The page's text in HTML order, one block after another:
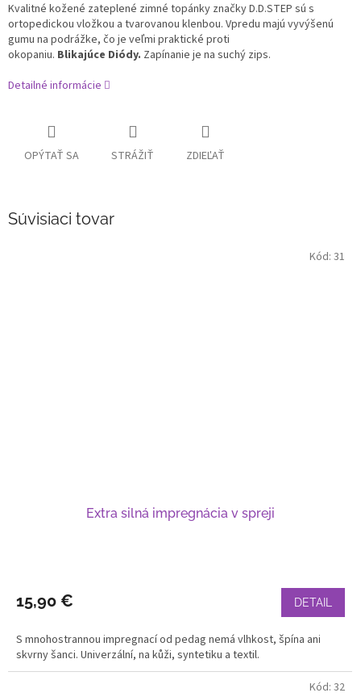
Kvalitné kožené zateplené zimné topánky značky D.D.STEP sú s
ortopedickou vložkou a tvarovanou klenbou. Vpredu majú vyvýšenú
gumu na podrážke, čo je veľmi praktické proti
okopaniu. Blikajúce Diódy. Zapínanie je na suchý zips.
Detailné informácie
OPÝTAŤ SA STRÁŽIŤ ZDIEĽAŤ
Súvisiaci tovar
Extra silná impregnácia v spreji
15,90 € DETAIL
S mnohostrannou impregnací od pedag nemá vlhkost, špína ani
skvrny šanci. Univerzální, na kůži, syntetiku a textil.
Kód: 31
Kód: 32